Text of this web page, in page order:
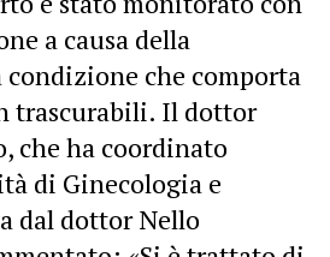
a causa della
che comporta
trascurabili. Il dottor
che ha coordinato
di Ginecologia e
dal dottor Nello